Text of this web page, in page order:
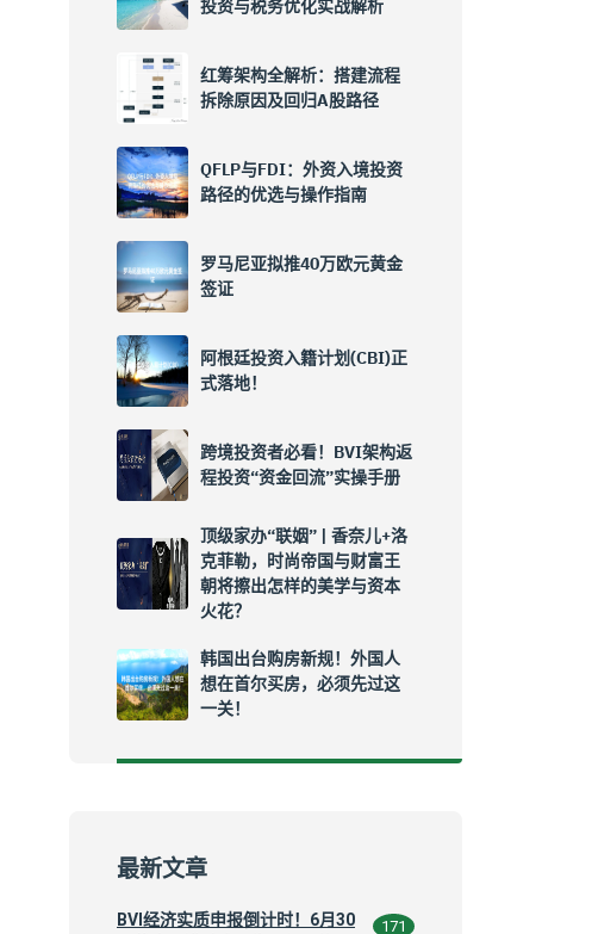
投资与税务优化实战解析
红筹架构全解析：搭建流程
拆除原因及回归A股路径
QFLP与FDI：外资入境投资
路径的优选与操作指南
罗马尼亚拟推40万欧元黄金
签证
阿根廷投资入籍计划(CBI)正
式落地！
跨境投资者必看！BVI架构返
程投资“资金回流”实操手册
顶级家办“联姻” | 香奈儿+洛
克菲勒，时尚帝国与财富王
朝将擦出怎样的美学与资本
火花？
韩国出台购房新规！外国人
想在首尔买房，必须先过这
一关！
最新文章
BVI经济实质申报倒计时！6月30
171